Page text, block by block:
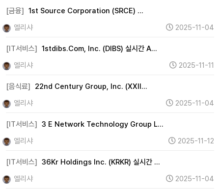
[금융] 1st Source Corporation (SRCE) …
엘리샤
2025-11-04
[IT서비스] 1stdibs.Com, Inc. (DIBS) 실시간 A…
엘리샤
2025-11-11
[음식료]
22nd Century Group, Inc. (XXII…
엘리샤
2025-11-04
[IT서비스] 3 E Network Technology Group L…
엘리샤
2025-11-12
[IT서비스] 36Kr Holdings Inc. (KRKR) 실시간 …
엘리샤
2025-11-04